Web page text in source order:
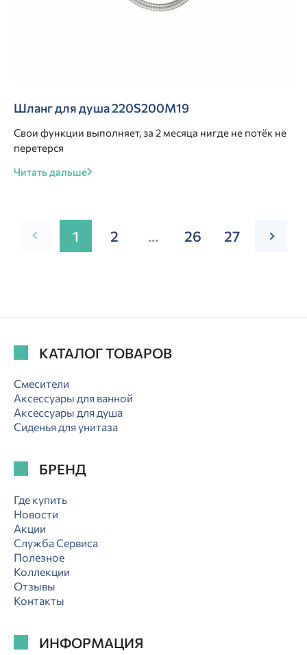
Шланг для душа 220S200M19
Свои функции выполняет, за 2 месяца нигде не потёк не
перетерся
Читать дальше
1 2 … 26 27
КАТАЛОГ ТОВАРОВ
Смесители
Аксессуары для ванной
Аксессуары для душа
Сиденья для унитаза
БРЕНД
Где купить
Новости
Акции
Служба Сервиса
Полезное
Коллекции
Отзывы
Контакты
ИНФОРМАЦИЯ